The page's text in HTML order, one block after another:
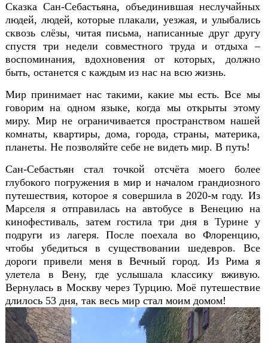
Сказка Сан-Себастьяна, объединившая неслучайных
людей, людей, которые плакали, уезжая, и улыбались
сквозь слёзы, читая письма, написанные друг другу
спустя три недели совместного труда и отдыха –
воспоминания, вдохновения от которых, должно
быть, останется с каждым из нас на всю жизнь.
Мир принимает нас такими, какие мы есть. Все мы
говорим на одном языке, когда мы открыты этому
миру. Мир не ограничивается пространством нашей
комнаты, квартиры, дома, города, страны, материка,
планеты. Не позволяйте себе не видеть мир. В путь!
Сан-Себастьян стал точкой отсчёта моего более
глубокого погружения в мир и началом грандиозного
путешествия, которое я совершила в 2020-м году. Из
Марселя я отправилась на автобусе в Венецию на
кинофестиваль, затем гостила три дня в Турине у
подруги из лагеря. После поехала во Флоренцию,
чтобы убедиться в существовании шедевров. Все
дороги привели меня в Вечный город. Из Рима я
улетела в Вену, где услышала классику вживую.
Вернулась в Москву через Турцию. Моё путешествие
длилось 53 дня, так весь мир стал моим домом!